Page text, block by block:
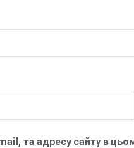
та адресу сайту в